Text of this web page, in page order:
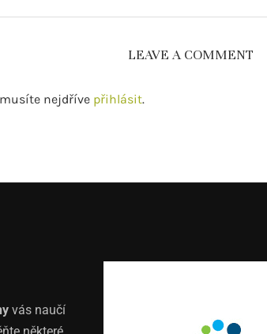
LEAVE A COMMENT
nejdříve přihlásit.
vás naučí